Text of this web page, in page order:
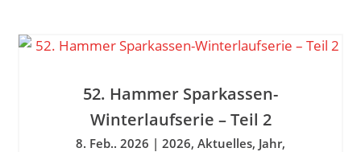
52. Hammer Sparkassen-
Winterlaufserie – Teil 2
8. Feb.. 2026 | 2026, Aktuelles, Jahr,